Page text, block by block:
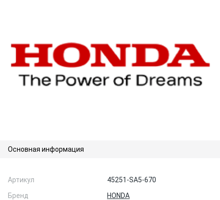
Основная информация
Артикул
45251-SA5-670
Бренд
HONDA